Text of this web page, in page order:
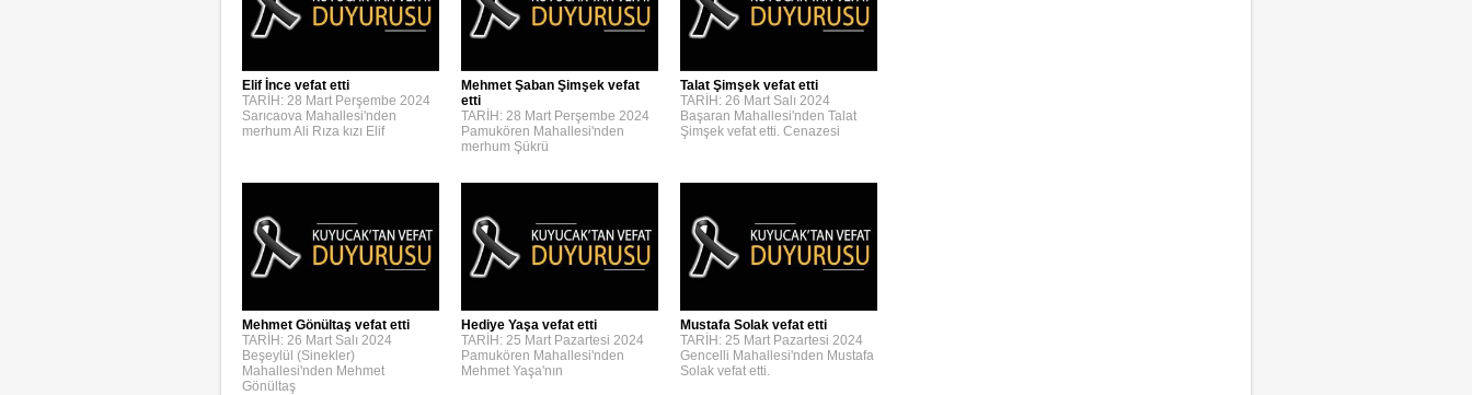
Elif İnce vefat etti
TARİH: 28 Mart Perşembe 2024
Sarıcaova Mahallesi'nden
merhum Ali Rıza kızı Elif
Mehmet Şaban Şimşek vefat
etti
TARİH: 28 Mart Perşembe 2024
Pamukören Mahallesi'nden
merhum Şükrü
Talat Şimşek vefat etti
TARİH: 26 Mart Salı 2024
Başaran Mahallesi'nden Talat
Şimşek vefat etti. Cenazesi
Mehmet Gönültaş vefat etti
TARİH: 26 Mart Salı 2024
Beşeylül (Sinekler)
Mahallesi'nden Mehmet
Gönültaş
Hediye Yaşa vefat etti
TARİH: 25 Mart Pazartesi 2024
Pamukören Mahallesi'nden
Mehmet Yaşa'nın
Mustafa Solak vefat etti
TARİH: 25 Mart Pazartesi 2024
Gencelli Mahallesi'nden Mustafa
Solak vefat etti.